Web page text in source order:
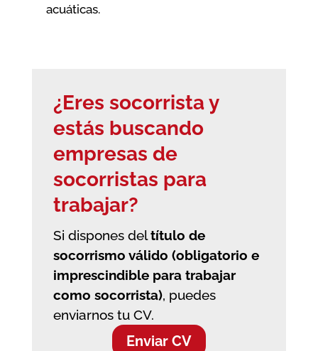
acuáticas.
¿Eres socorrista y
estás buscando
empresas de
socorristas para
trabajar?
Si dispones deltítulo de
socorrismo válido (obligatorio e
imprescindible para trabajar
como socorrista), puedes
enviarnos tu CV.
Enviar CV